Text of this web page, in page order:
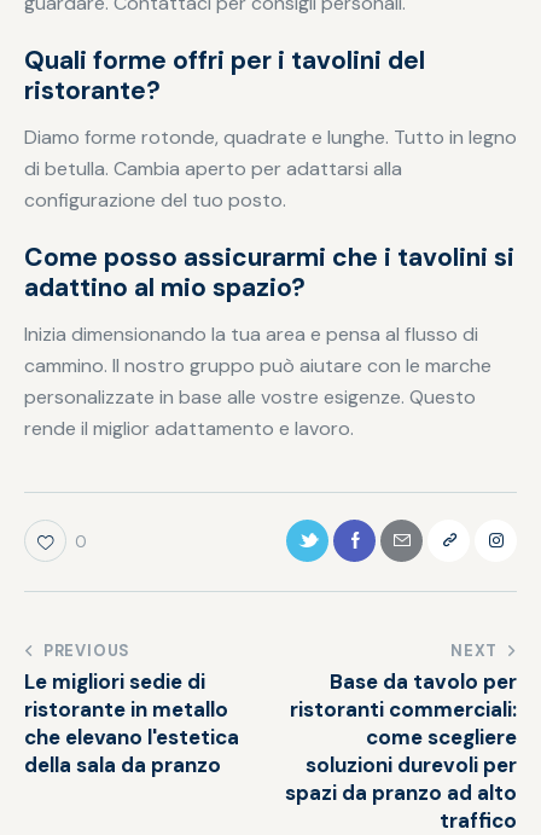
Quali forme offri per i tavolini del
ristorante?
Diamo forme rotonde, quadrate e lunghe. Tutto in legno
di betulla. Cambia aperto per adattarsi alla
configurazione del tuo posto.
Come posso assicurarmi che i tavolini si
adattino al mio spazio?
Inizia dimensionando la tua area e pensa al flusso di
cammino. Il nostro gruppo può aiutare con le marche
personalizzate in base alle vostre esigenze. Questo
rende il miglior adattamento e lavoro.
0
PREVIOUS
Le migliori sedie di
ristorante in metallo
che elevano l'estetica
della sala da pranzo
NEXT
Base da tavolo per
ristoranti commerciali:
come scegliere
soluzioni durevoli per
spazi da pranzo ad alto
traffico